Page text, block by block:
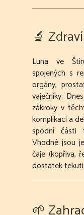
🔬 Zdraví
Luna ve
spojených s
orgány,
vaječníky.
zákroky v
komplikací a
spodní části
Vhodné jsou
čaje (kopřiva,
dostatek